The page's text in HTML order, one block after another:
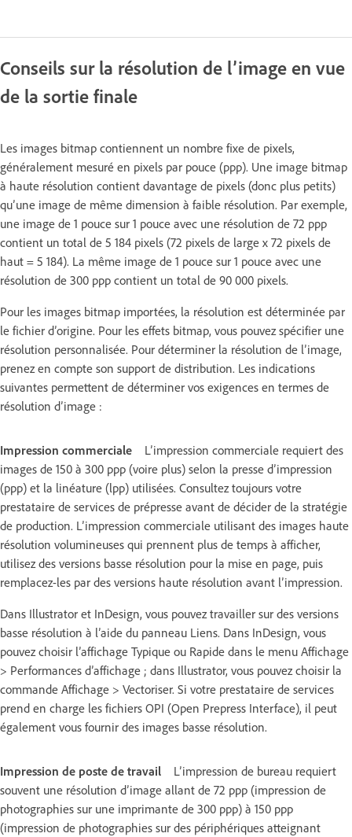
Conseils sur la résolution de l’image en vue
de la sortie finale
Les images bitmap contiennent un nombre fixe de pixels,
généralement mesuré en pixels par pouce (ppp). Une image bitmap
à haute résolution contient davantage de pixels (donc plus petits)
qu’une image de même dimension à faible résolution. Par exemple,
une image de 1 pouce sur 1 pouce avec une résolution de 72 ppp
contient un total de 5 184 pixels (72 pixels de large x 72 pixels de
haut = 5 184). La même image de 1 pouce sur 1 pouce avec une
résolution de 300 ppp contient un total de 90 000 pixels.
Pour les images bitmap importées, la résolution est déterminée par
le fichier d’origine. Pour les effets bitmap, vous pouvez spécifier une
résolution personnalisée. Pour déterminer la résolution de l’image,
prenez en compte son support de distribution. Les indications
suivantes permettent de déterminer vos exigences en termes de
résolution d’image :
Impression commerciale
L’impression commerciale requiert des
images de 150 à 300 ppp (voire plus) selon la presse d’impression
(ppp) et la linéature (lpp) utilisées. Consultez toujours votre
prestataire de services de prépresse avant de décider de la stratégie
de production. L’impression commerciale utilisant des images haute
résolution volumineuses qui prennent plus de temps à afficher,
utilisez des versions basse résolution pour la mise en page, puis
remplacez-les par des versions haute résolution avant l’impression.
Dans Illustrator et InDesign, vous pouvez travailler sur des versions
basse résolution à l’aide du panneau Liens. Dans InDesign, vous
pouvez choisir l’affichage Typique ou Rapide dans le menu Affichage
> Performances d’affichage ; dans Illustrator, vous pouvez choisir la
commande Affichage > Vectoriser. Si votre prestataire de services
prend en charge les fichiers OPI (Open Prepress Interface), il peut
également vous fournir des images basse résolution.
Impression de poste de travail
L’impression de bureau requiert
souvent une résolution d’image allant de 72 ppp (impression de
photographies sur une imprimante de 300 ppp) à 150 ppp
(impression de photographies sur des périphériques atteignant